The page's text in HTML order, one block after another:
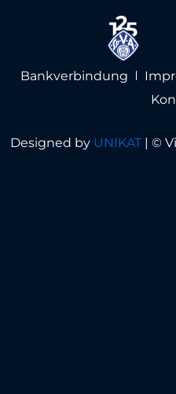
Bankverbindung
Designed by UNIKAT| ©